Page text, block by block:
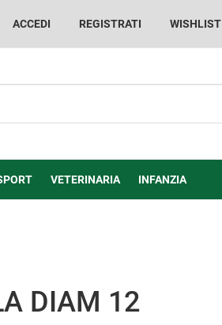
ACCEDI REGISTRATI WISHLIST
VETERINARIA INFANZIA
DIAM 12